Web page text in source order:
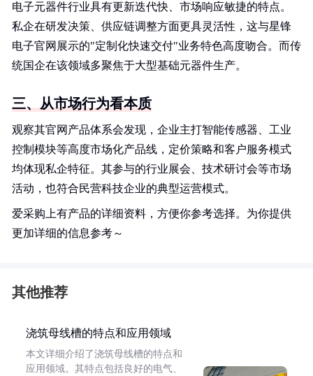
电子元器件行业具有更新迭代快、市场响应敏捷的特点。
私企在研发决策、供应链调整方面更具灵活性，这与星锋
电子官网展示的"定制化快速交付"业务特色高度吻合。而传
统国企在该领域多聚焦于大型基础元器件生产。
三、从市场行为看本质
观察其官网产品体系会发现，企业主打智能传感器、工业
控制模块等高度市场化产品线，定价策略和客户服务模式
均体现私企特征。其参与的行业展会、技术研讨会等市场
活动，也符合民营科技企业的典型运营模式。
爱采购上有产品的详细资料，方便你参考选择。为你提供
更加详细的信息参考～
其他推荐
浇筑母线槽的特点和应用领域
本文详细介绍了浇筑母线槽的特点和
应用领域。其特点包括良好的电气、